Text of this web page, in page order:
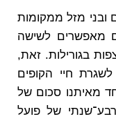
ובני מזל ממקומות
מאפשרים לשישה
בגורילות. זאת,
חיי הקופים
מאיתנו סכום של
של פועל